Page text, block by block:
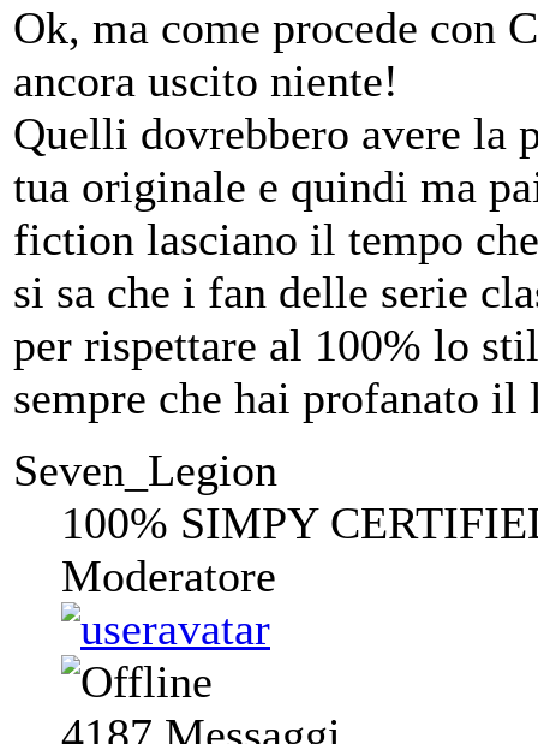
Ok, ma come procede con
ancora uscito niente!
Quelli dovrebbero avere la
tua originale e quindi ma
fiction lasciano il tempo
si sa che i fan delle serie
per rispettare al 100% lo
sempre che hai profanato
Seven_Legion
100% SIMPY
Moderatore